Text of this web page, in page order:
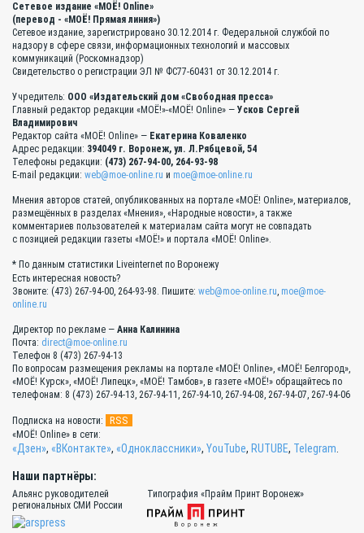
Сетевое издание «МОЁ! Online»
(перевод - «МОЁ! Прямая линия»)
Сетевое издание, зарегистрировано 30.12.2014 г. Федеральной службой по
надзору в сфере связи, информационных технологий и массовых
коммуникаций (Роскомнадзор)
Свидетельство о регистрации ЭЛ № ФС77-60431 от 30.12.2014 г.
Учредитель: ООО «Издательский дом «Свободная пресса»
Главный редактор редакции «МОЁ!»-«МОЁ! Online» — Усков Сергей
Владимирович
Редактор сайта «МОЁ! Online» — Екатерина Коваленко
Адрес редакции: 394049 г. Воронеж, ул. Л.Рябцевой, 54
Телефоны редакции: (473) 267-94-00, 264-93-98
E-mail редакции: web@moe-online.ru и moe@moe-online.ru
Мнения авторов статей, опубликованных на портале «МОЁ! Online», материалов,
размещённых в разделах «Мнения», «Народные новости», а также
комментариев пользователей к материалам сайта могут не совпадать
с позицией редакции газеты «МОЁ!» и портала «МОЁ! Online».
* По данным статистики Liveinternet по Воронежу
Есть интересная новость?
Звоните: (473) 267-94-00, 264-93-98. Пишите: web@moe-online.ru, moe@moe-
online.ru
Директор по рекламе — Анна Калинина
Почта: direct@moe-online.ru
Телефон 8 (473) 267-94-13
По вопросам размещения рекламы на портале «МОЁ! Online», «МОЁ! Белгород»,
«МОЁ! Курск», «МОЁ! Липецк», «МОЁ! Тамбов», в газете «МОЁ!» обращайтесь по
телефонам: 8 (473) 267-94-13, 267-94-11, 267-94-10, 267-94-08, 267-94-07, 267-94-06
Подписка на новости: RSS
«МОЁ! Online» в сети:
«Дзен», «ВКонтакте», «Одноклассники», YouTube, RUTUBE, Telegram.
Наши партнёры:
Альянс руководителей
региональных СМИ России
Типография «Прайм Принт Воронеж»